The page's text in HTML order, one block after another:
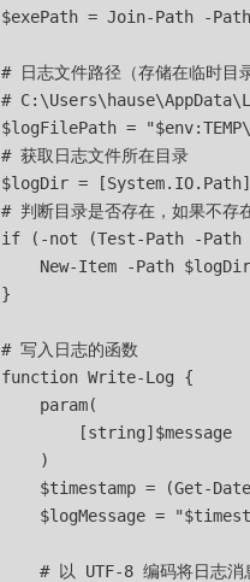
$exePath = Join-Path -
# 日志文件路径（存储在临时目
#
$logFilePath =
# 获取日志文件所在目录
$logDir =
# 判断目录是否存在，如果不存
if (-not (Test-Path -
New-Item -Path
}
# 写入日志的函数
function Write-Log {
    param(
        [string]$message
    )
$timestamp = (Get-
$logMessage =
# 以 UTF-8 编码将日志消